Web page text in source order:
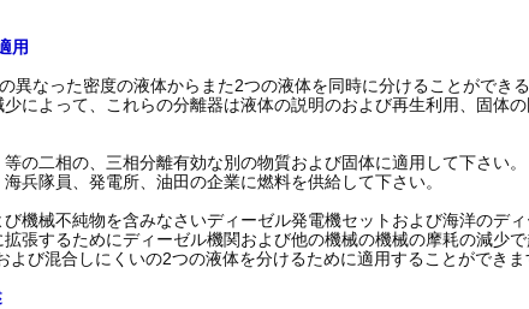
用
異なった密度の液体からまた2つの液体を同時に分けることがで
によって、これらの分離器は液体の説明のおよび再生利用、固
の二相の、三相分離有効な別の物質および固体に適用して下さい。
兵隊員、発電所、油田の企業に燃料を供給して下さい。
機械不純物を含みなさいディーゼル発電機セットおよび海洋のデ
張するためにディーゼル機関および他の機械の機械の摩耗の減少で
よび混合しにくいの2つの液体を分けるために適用することができま